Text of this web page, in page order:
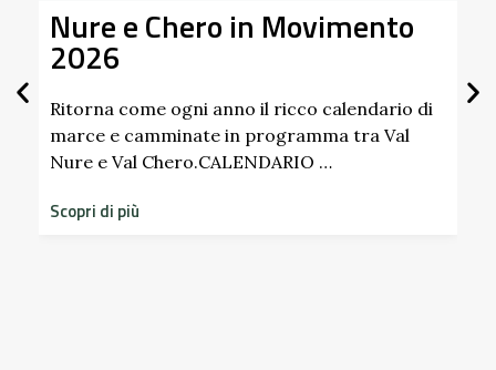
Nure e Chero in Movimento
2026
Ritorna come ogni anno il ricco calendario di
marce e camminate in programma tra Val
Nure e Val Chero.CALENDARIO …
Scopri di più